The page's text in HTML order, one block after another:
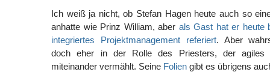
Ich weiß ja nicht, ob Stefan Hagen heute auch so
anhatte wie Prinz William, aber als Gast hat er heute
integriertes Projektmanagement referiert. Aber
doch eher in der Rolle des Priesters, der agiles
miteinander vermählt. Seine Folien gibt es übrigens